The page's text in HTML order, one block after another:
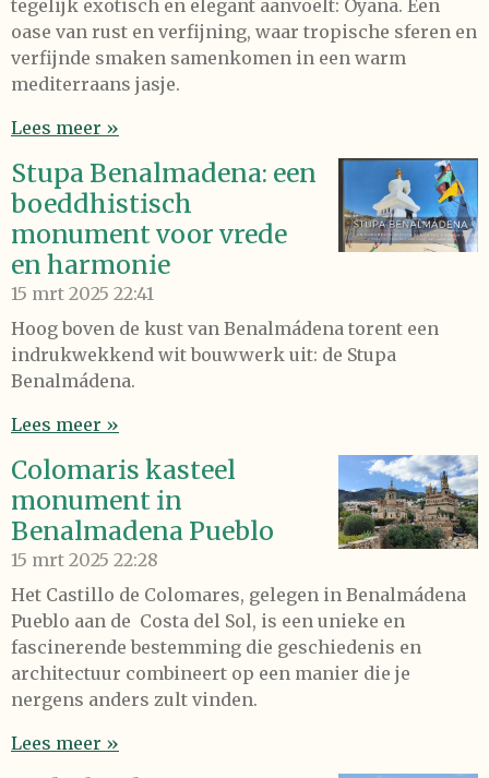
tegelijk exotisch en elegant aanvoelt: Oyana. Een
oase van rust en verfijning, waar tropische sferen en
verfijnde smaken samenkomen in een warm
mediterraans jasje.
Lees meer »
Stupa Benalmadena: een
boeddhistisch
monument voor vrede
en harmonie
15 mrt 2025 22:41
Hoog boven de kust van Benalmádena torent een
indrukwekkend wit bouwwerk uit: de Stupa
Benalmádena.
Lees meer »
Colomaris kasteel
monument in
Benalmadena Pueblo
15 mrt 2025 22:28
Het Castillo de Colomares, gelegen in Benalmádena
Pueblo aan de Costa del Sol, is een unieke en
fascinerende bestemming die geschiedenis en
architectuur combineert op een manier die je
nergens anders zult vinden.
Lees meer »